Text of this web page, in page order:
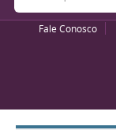
Fale Conosco